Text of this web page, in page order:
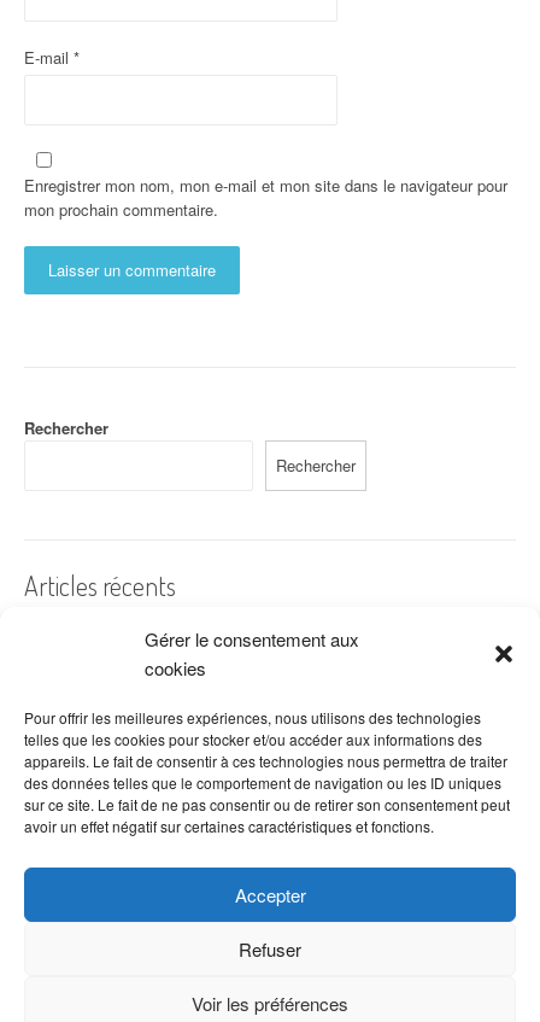
Gérer le consentement aux
cookies
Pour offrir les meilleures expériences, nous utilisons des technologies
telles que les cookies pour stocker et/ou accéder aux informations des
appareils. Le fait de consentir à ces technologies nous permettra de traiter
des données telles que le comportement de navigation ou les ID uniques
sur ce site. Le fait de ne pas consentir ou de retirer son consentement peut
avoir un effet négatif sur certaines caractéristiques et fonctions.
Accepter
Refuser
Voir les préférences
E-mail *
Enregistrer mon nom, mon e-mail et mon site dans le navigateur pour
mon prochain commentaire.
Rechercher
Rechercher
Articles récents
A quelles dates de l’année offre-t-on des fleurs ?
Les fleurs préférées des Français
Combien de fois arroser un cactus ?
Quelles fleurs offrir pour la fête des mères ?
Idées de décoration avec fleurs séchées